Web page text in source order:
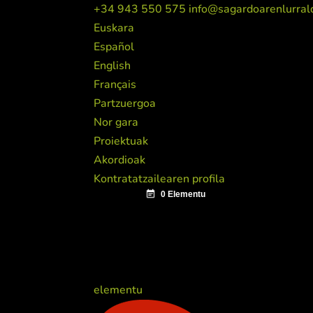
+34 943 550 575
Euskara
Español
English
Français
Partzuergoa
Nor gara
Proiektuak
Akordioak
Kontratatzailearen profila
elementu